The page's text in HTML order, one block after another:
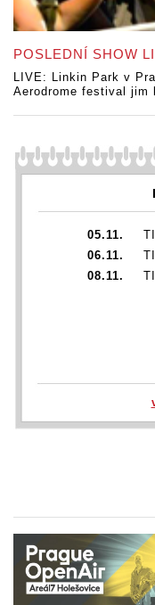
POSLEDNÍ SHOW
LIVE: Linkin Park v
Aerodrome festival jim
05.11.
06.11.
08.11.